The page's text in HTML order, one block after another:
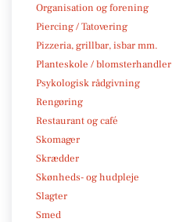
Organisation og forening
Piercing / Tatovering
Pizzeria, grillbar, isbar mm.
Planteskole / blomsterhandler
Psykologisk rådgivning
Rengøring
Restaurant og café
Skomager
Skrædder
Skønheds- og hudpleje
Slagter
Smed